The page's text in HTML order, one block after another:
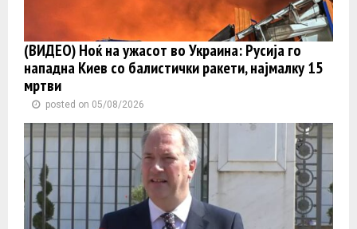
(ВИДЕО) Ноќ на ужасот во Украина: Русија го
нападна Киев со балистички ракети, најмалку 15
мртви
posted on 05/08/2026